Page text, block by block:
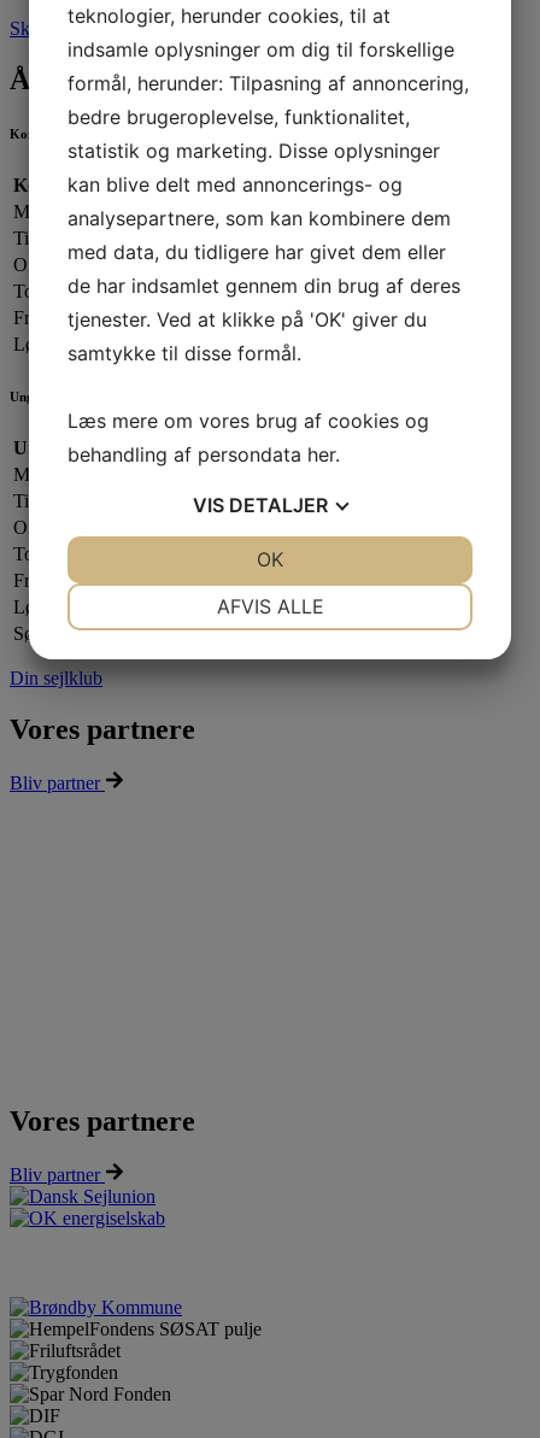
Skriv til os
Åbningstider
Kontorets åbningstider
Kontorets åbningstider:
Mandag:
13.00 - 19.00
Tirsdag:
Onsdag:
09.00 - 13.00
Torsdag:
13.00 - 17.00
Fredag:
13.00 - 16.00
Lørdag - Søndag:
Lukket
Ungdomsafdelingen
Ungdomsafdelingen:
Mandag:
Tirsdag:
Onsdag:
Torsdag:
Fredag:
Lørdag:
Søndag:
Lukket
Din sejlklub
Vores partnere
Bliv partner
Vores partnere
Bliv partner
teknologier, herunder cookies, til at
indsamle oplysninger om dig til forskellige
formål, herunder: Tilpasning af annoncering,
bedre brugeroplevelse, funktionalitet,
statistik og marketing. Disse oplysninger
kan blive delt med annoncerings- og
analysepartnere, som kan kombinere dem
med data, du tidligere har givet dem eller
de har indsamlet gennem din brug af deres
tjenester. Ved at klikke på 'OK' giver du
samtykke til disse formål.
Læs mere om vores brug af cookies og
behandling af persondata her.
VIS DETALJER
AFVIS ALLE
OK